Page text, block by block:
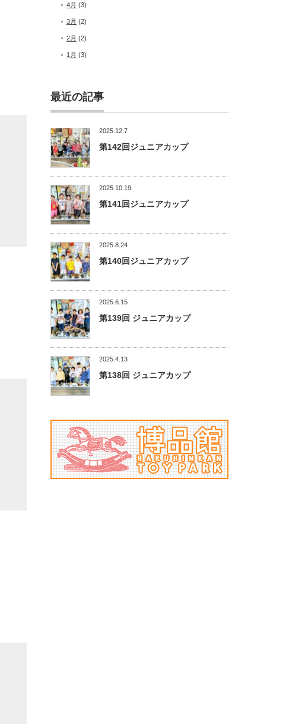
4月 (3)
3月 (2)
2月 (2)
1月 (3)
最近の記事
2025.12.7
第142回ジュニアカップ
2025.10.19
第141回ジュニアカップ
2025.8.24
第140回ジュニアカップ
2025.6.15
第139回 ジュニアカップ
2025.4.13
第138回 ジュニアカップ